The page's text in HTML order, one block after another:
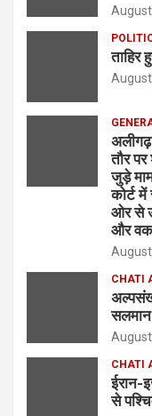
ताहिर
तौर
जुड़े
कोर्ट
ओर से
और
CHATI
सलमान
CHATI
ईरान-
से